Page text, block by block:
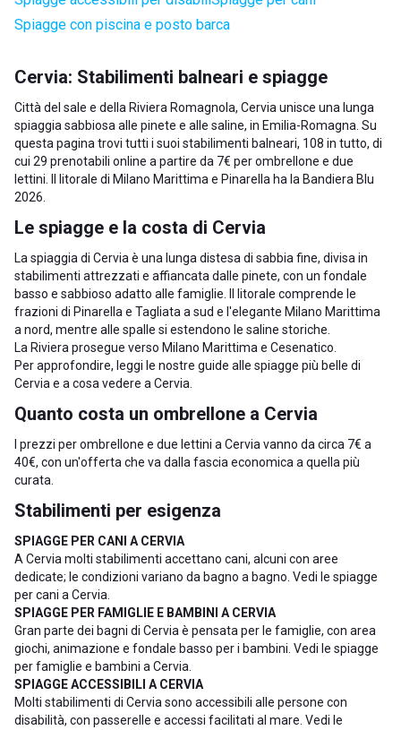
Spiagge con piscina e posto barca
Cervia: Stabilimenti balneari e spiagge
Città del sale e della Riviera Romagnola, Cervia unisce una lunga
spiaggia sabbiosa alle pinete e alle saline, in Emilia-Romagna. Su
questa pagina trovi tutti i suoi stabilimenti balneari, 108 in tutto, di
cui 29 prenotabili online a partire da 7€ per ombrellone e due
lettini. Il litorale di Milano Marittima e Pinarella ha la Bandiera Blu
2026.
Le spiagge e la costa di Cervia
La spiaggia di Cervia è una lunga distesa di sabbia fine, divisa in
stabilimenti attrezzati e affiancata dalle pinete, con un fondale
basso e sabbioso adatto alle famiglie. Il litorale comprende le
frazioni di Pinarella e Tagliata a sud e l'elegante Milano Marittima
a nord, mentre alle spalle si estendono le saline storiche.
La Riviera prosegue verso Milano Marittima e Cesenatico
Per approfondire, leggi le nostre guide alle spiagge più belle di
Cervia e a cosa vedere a Cervia
Quanto costa un ombrellone a Cervia
I prezzi per ombrellone e due lettini a Cervia vanno da circa 7€ a
40€, con un'offerta che va dalla fascia economica a quella più
curata.
Stabilimenti per esigenza
SPIAGGE PER CANI A CERVIA
A Cervia molti stabilimenti accettano cani, alcuni con aree
dedicate; le condizioni variano da bagno a bagno. Vedi le spiagge
per cani a Cervia
SPIAGGE PER FAMIGLIE E BAMBINI A CERVIA
Gran parte dei bagni di Cervia è pensata per le famiglie, con area
giochi, animazione e fondale basso per i bambini. Vedi le spiagge
per famiglie e bambini a Cervia
SPIAGGE ACCESSIBILI A CERVIA
Molti stabilimenti di Cervia sono accessibili alle persone con
disabilità, con passerelle e accessi facilitati al mare. Vedi le